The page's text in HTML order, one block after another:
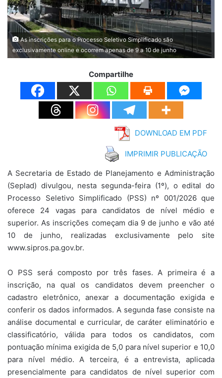
As inscrições para o Processo Seletivo Simplificado são
exclusivamente online e ocorrem apenas de 9 a 10 de junho
Compartilhe
DOWNLOAD EM PDF
IMPRIMIR PUBLICAÇÃO
A Secretaria de Estado de Planejamento e Administração
(Seplad) divulgou, nesta segunda-feira (1º), o edital do
Processo Seletivo Simplificado (PSS) nº 001/2026 que
oferece 24 vagas para candidatos de nível médio e
superior. As inscrições começam dia 9 de junho e vão até
10 de junho, realizadas exclusivamente pelo site
www.sipros.pa.gov.br.
O PSS será composto por três fases. A primeira é a
inscrição, na qual os candidatos devem preencher o
cadastro eletrônico, anexar a documentação exigida e
conferir os dados informados. A segunda fase consiste na
análise documental e curricular, de caráter eliminatório e
classificatório, válida para todos os candidatos, com
pontuação mínima exigida de 5,0 para nível superior e 10,0
para nível médio. A terceira, é a entrevista, aplicada
presencialmente para candidatos de nível superior com